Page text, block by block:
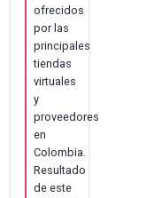
ofrecidos
por las
principales
tiendas
virtuales
y
proveedores
en
Colombia.
Resultado
de este